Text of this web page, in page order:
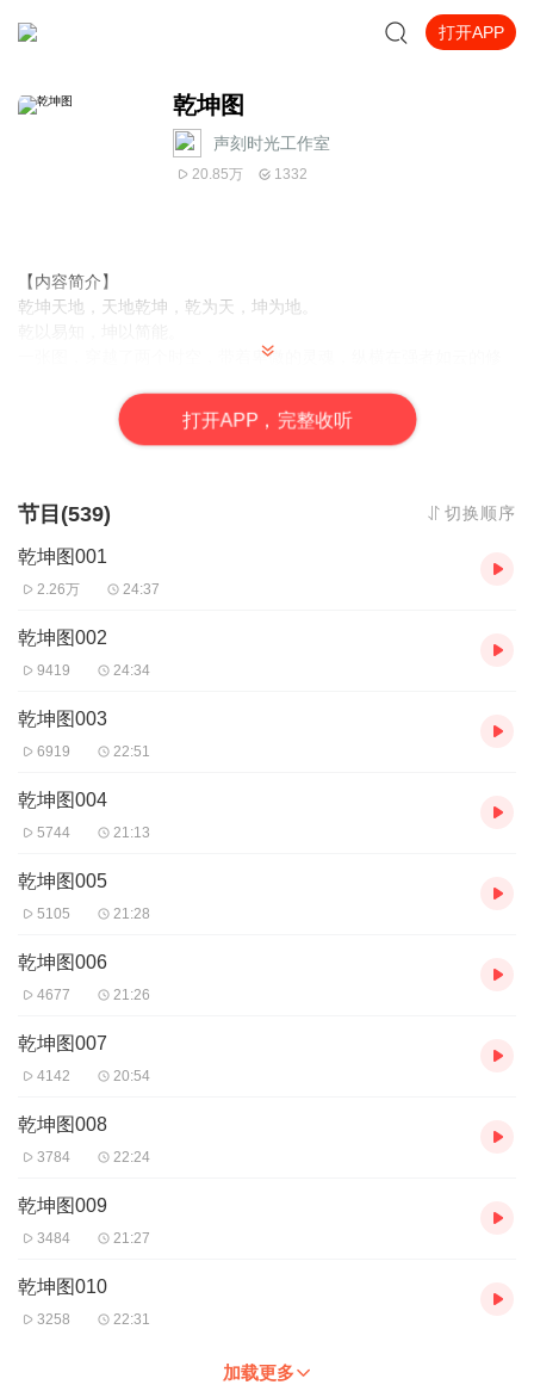
打开APP
乾坤图
声刻时光工作室
20.85万 1332
【内容简介】
乾坤天地，天地乾坤，乾为天，坤为地。
一张图，穿越了两个时空，带着卑微的灵魂，纵横在强者如云的修
佛，妖，巫，奔腾的大时代下，绝世之才，迸发出绚烂光彩。
一图在手，乾坤我有。
作者：十年残梦，网络小说作家。
【购买须知】
听，可下载重复收听。
2、版权归原作者所有，严禁翻录成任何形式，严禁在任何第三方平
打开APP，完整收听
节目(539) 切换顺序
乾坤图001
2.26万 24:37
乾坤图002
9419 24:34
乾坤图003
6919 22:51
乾坤图004
5744 21:13
乾坤图005
5105 21:28
乾坤图006
4677 21:26
乾坤图007
4142 20:54
乾坤图008
3784 22:24
乾坤图009
3484 21:27
乾坤图010
3258 22:31
加载更多